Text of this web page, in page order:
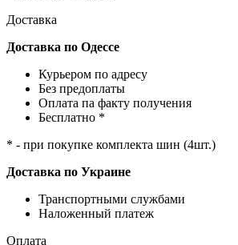
Доставка
Доставка по Одессе
Курьером по адресу
Без предоплаты
Оплата па факту получения
Бесплатно *
* - при покупке комплекта шин (4шт.)
Доставка по Украине
Транспортными службами
Наложенный платеж
Оплата